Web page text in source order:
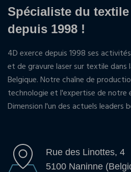
Spécialiste du
depuis 1998 !
4D exerce depuis 1998 ses
et de gravure laser sur textile dans
Belgique. Notre chaîne de
technologie et l'expertise de notre
Dimension l'un des actuels leaders
Rue des Linottes, 4
5100 Naninne